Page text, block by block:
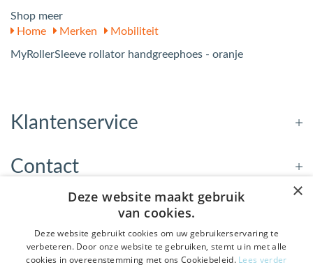
Shop meer
Home
Merken Mobiliteit
MyRollerSleeve rollator handgreephoes - oranje
Klantenservice
Contact
Openingstijden
Nieuwsbrief
×
Deze website maakt gebruik
van cookies.
Deze website gebruikt cookies om uw gebruikerservaring te
verbeteren. Door onze website te gebruiken, stemt u in met alle
cookies in overeenstemming met ons Cookiebeleid. Lees verder